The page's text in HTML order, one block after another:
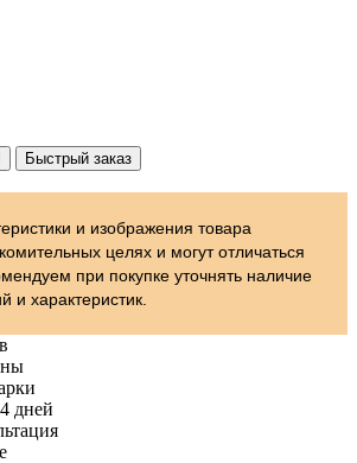
Быстрый заказ
и изображения товара
целях и могут отличаться
при покупке уточнять наличие
характеристик.
дней